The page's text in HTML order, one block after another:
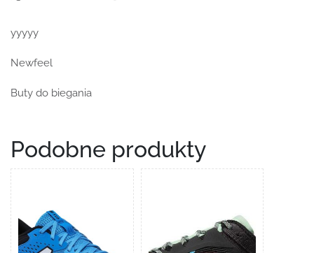
yyyyy
Newfeel
Buty do biegania
Podobne produkty